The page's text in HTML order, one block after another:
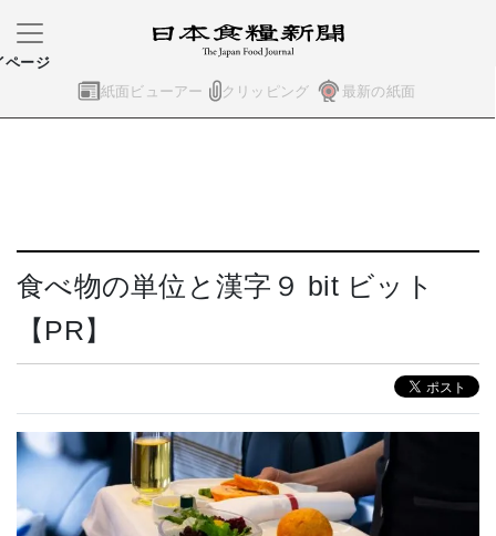
紙面ビューアー クリッピング 最新の紙面
ページ
食べ物の単位と漢字９ bit ビット
【PR】